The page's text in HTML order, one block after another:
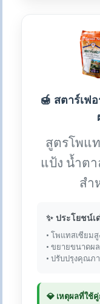
🍯 สตาร์เฟ
สูตรโพแท
แป้ง น้ำต
สำ
✨ ประโยชน์เ
• โพแทสเซียมสู
• ขยายขนาดผ
• ปรับปรุงคุณภ
💎 เหตุผลที่ใช้